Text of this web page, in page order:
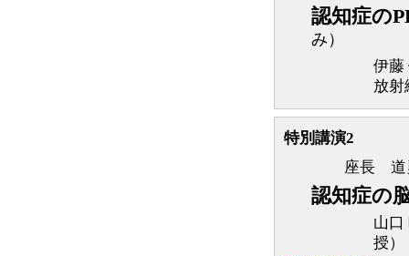
認知症の
み）
伊藤
放
特別講演2
座長 道
認知症の
山
授）